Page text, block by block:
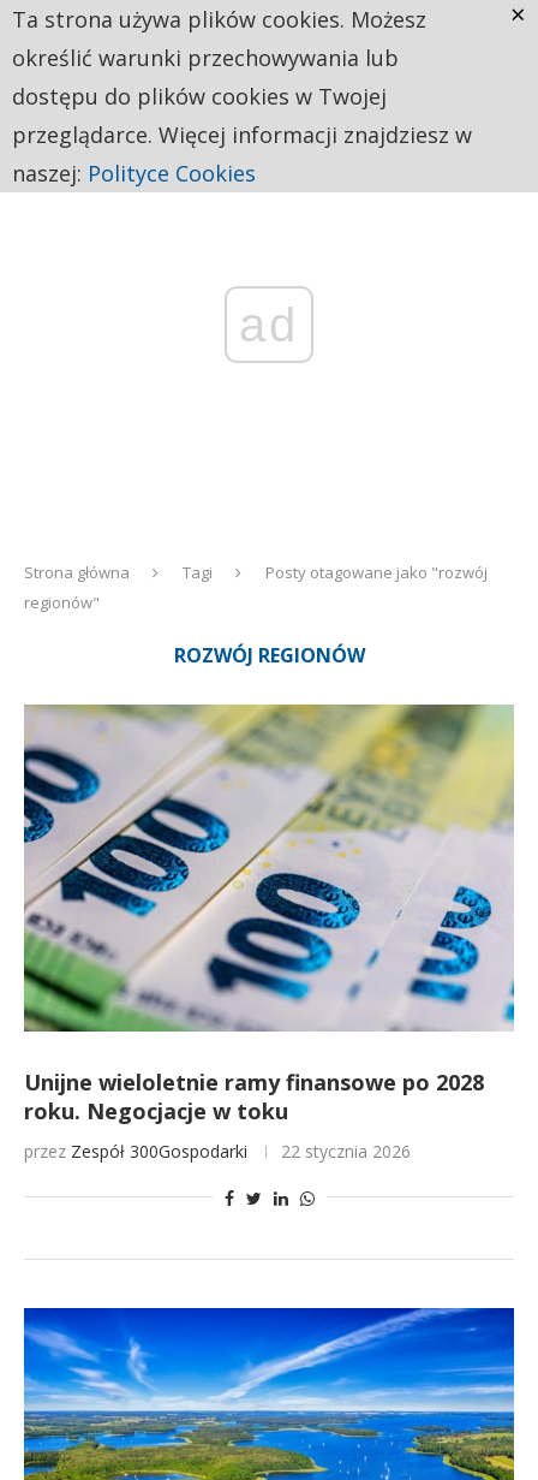
ad
Strona główna Tagi
Posty otagowane jako "rozwój
regionów"
ROZWÓJ REGIONÓW
Unijne wieloletnie ramy finansowe po 2028
roku. Negocjacje w toku
przez Zespół 300Gospodarki 22 stycznia 2026
Ta strona używa plików cookies. Możesz
określić warunki przechowywania lub
dostępu do plików cookies w Twojej
przeglądarce. Więcej informacji znajdziesz w
naszej: Polityce Cookies
×